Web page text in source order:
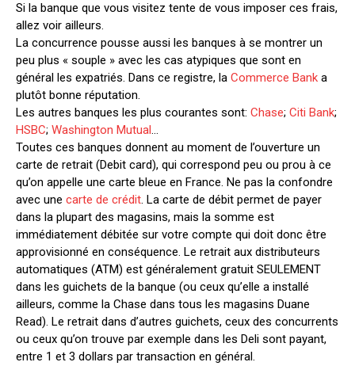
Si la banque que vous visitez tente de vous imposer ces frais,
allez voir ailleurs.
La concurrence pousse aussi les banques à se montrer un
peu plus « souple » avec les cas atypiques que sont en
général les expatriés. Dans ce registre, la Commerce Bank a
plutôt bonne réputation.
Les autres banques les plus courantes sont: Chase; Citi Bank;
HSBC; Washington Mutual…
Toutes ces banques donnent au moment de l’ouverture un
carte de retrait (Debit card), qui correspond peu ou prou à ce
qu’on appelle une carte bleue en France. Ne pas la confondre
avec une carte de crédit. La carte de débit permet de payer
dans la plupart des magasins, mais la somme est
immédiatement débitée sur votre compte qui doit donc être
approvisionné en conséquence. Le retrait aux distributeurs
automatiques (ATM) est généralement gratuit SEULEMENT
dans les guichets de la banque (ou ceux qu’elle a installé
ailleurs, comme la Chase dans tous les magasins Duane
Read). Le retrait dans d’autres guichets, ceux des concurrents
ou ceux qu’on trouve par exemple dans les Deli sont payant,
entre 1 et 3 dollars par transaction en général.